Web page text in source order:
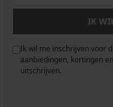
IK
Ik wil me inschrijven voor
aanbiedingen, kortingen
uitschrijven.